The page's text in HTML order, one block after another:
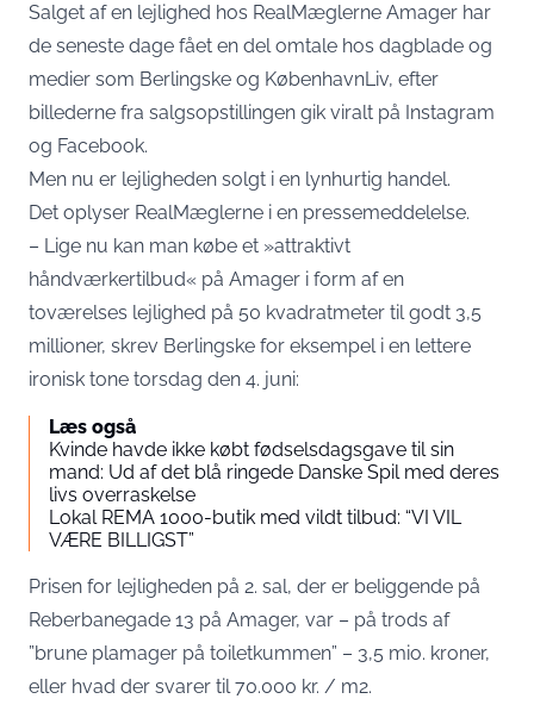
Salget af en lejlighed hos RealMæglerne Amager har
de seneste dage fået en del omtale hos dagblade og
medier som Berlingske og KøbenhavnLiv, efter
billederne fra salgsopstillingen gik viralt på Instagram
og Facebook.
Men nu er lejligheden solgt i en lynhurtig handel.
Det oplyser RealMæglerne i en pressemeddelelse.
– Lige nu kan man købe et »attraktivt
håndværkertilbud« på Amager i form af en
toværelses lejlighed på 50 kvadratmeter til godt 3,5
millioner, skrev Berlingske for eksempel i en lettere
ironisk tone torsdag den 4. juni:
Læs også
Kvinde havde ikke købt fødselsdagsgave til sin
mand: Ud af det blå ringede Danske Spil med deres
livs overraskelse
Lokal REMA 1000-butik med vildt tilbud: “VI VIL
VÆRE BILLIGST”
Prisen for lejligheden på 2. sal, der er beliggende på
Reberbanegade 13 på Amager, var – på trods af
”brune plamager på toiletkummen” – 3,5 mio. kroner,
eller hvad der svarer til 70.000 kr. / m2.